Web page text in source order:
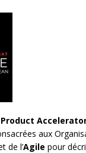
aux
de l’Agile pour